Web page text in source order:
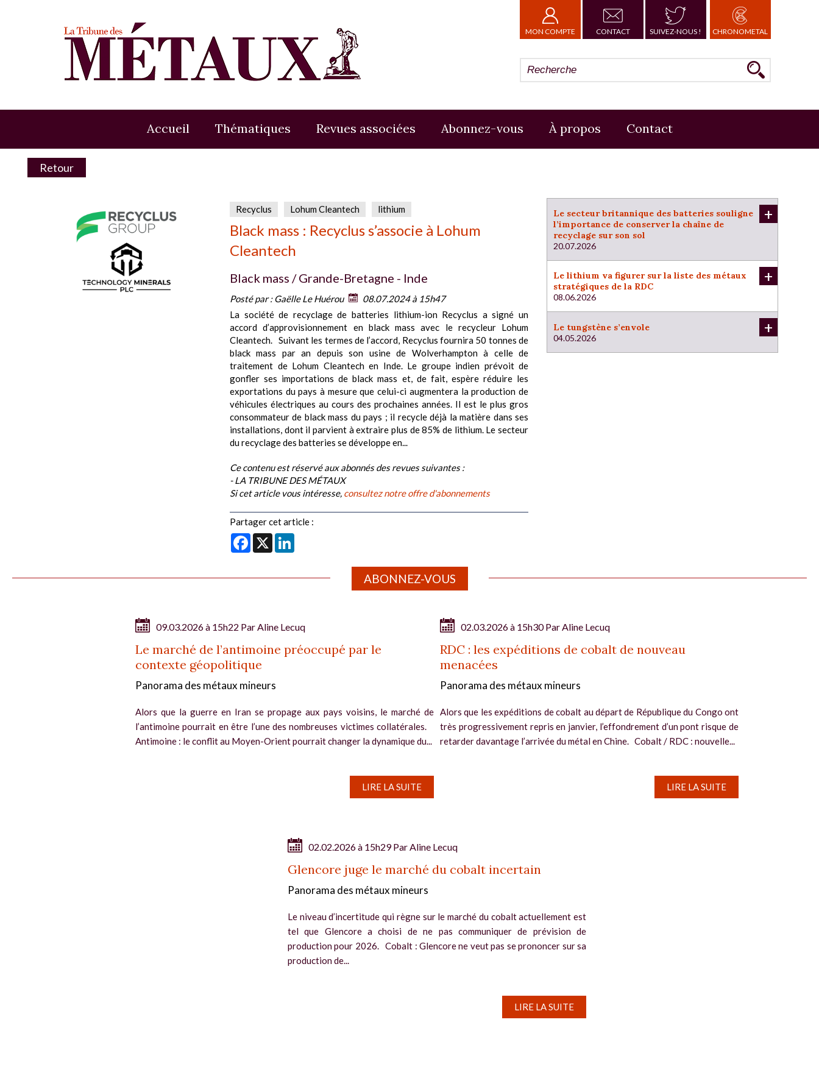
MON COMPTE CONTACT SUIVEZ-NOUS ! CHRONOMETAL
Accueil Thématiques Revues associées Abonnez-vous À propos Contact
Retour
Recyclus Lohum Cleantech lithium
Black mass : Recyclus s’associe à Lohum
Cleantech
Black mass / Grande-Bretagne - Inde
Posté par :Gaëlle Le Huérou
08.07.2024 à 15h47
La société de recyclage de batteries lithium-ion Recyclus a signé un
accord d’approvisionnement en black mass avec le recycleur Lohum
Cleantech. Suivant les termes de l’accord, Recyclus fournira 50 tonnes de
black mass par an depuis son usine de Wolverhampton à celle de
traitement de Lohum Cleantech en Inde. Le groupe indien prévoit de
gonfler ses importations de black mass et, de fait, espère réduire les
exportations du pays à mesure que celui-ci augmentera la production de
véhicules électriques au cours des prochaines années. Il est le plus gros
consommateur de black mass du pays ; il recycle déjà la matière dans ses
installations, dont il parvient à extraire plus de 85% de lithium. Le secteur
du recyclage des batteries se développe en...
Ce contenu est réservé aux abonnés des revues suivantes :
- LA TRIBUNE DES MÉTAUX
Si cet article vous intéresse, consultez notre offre d'abonnements
Partager cet article :
Facebook
X
Le secteur britannique des batteries souligne
l’importance de conserver la chaîne de
recyclage sur son sol
20.07.2026
+
Le lithium va figurer sur la liste des métaux
stratégiques de la RDC
08.06.2026
+
Le tungstène s’envole
04.05.2026
+
ABONNEZ-VOUS
09.03.2026 à 15h22 Par Aline Lecuq
Le marché de l’antimoine préoccupé par le
contexte géopolitique
Panorama des métaux mineurs
Alors que la guerre en Iran se propage aux pays voisins, le marché de
l’antimoine pourrait en être l’une des nombreuses victimes collatérales.
Antimoine : le conflit au Moyen-Orient pourrait changer la dynamique du...
LIRE LA SUITE
02.03.2026 à 15h30 Par Aline Lecuq
RDC : les expéditions de cobalt de nouveau
menacées
Panorama des métaux mineurs
Alors que les expéditions de cobalt au départ de République du Congo ont
très progressivement repris en janvier, l’effondrement d’un pont risque de
retarder davantage l’arrivée du métal en Chine. Cobalt / RDC : nouvelle...
LIRE LA SUITE
02.02.2026 à 15h29 Par Aline Lecuq
Glencore juge le marché du cobalt incertain
Panorama des métaux mineurs
Le niveau d’incertitude qui règne sur le marché du cobalt actuellement est
tel que Glencore a choisi de ne pas communiquer de prévision de
production pour 2026. Cobalt : Glencore ne veut pas se prononcer sur sa
production de...
LIRE LA SUITE